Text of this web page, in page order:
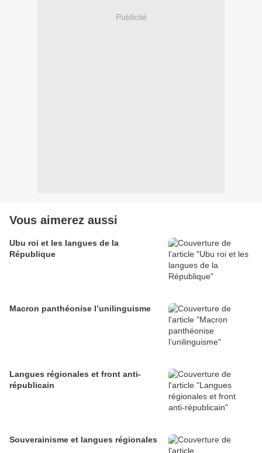
Publicité
Vous aimerez aussi
Ubu roi et les langues de la
République
Macron panthéonise l’unilinguisme
Langues régionales et front anti-
républicain
Souverainisme et langues régionales